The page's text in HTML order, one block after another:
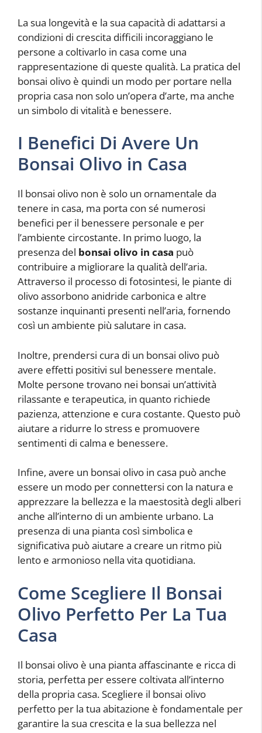
La sua longevità e la sua capacità di adattarsi a
condizioni di crescita difficili incoraggiano le
persone a coltivarlo in casa come una
rappresentazione di queste qualità. La pratica del
bonsai olivo è quindi un modo per portare nella
propria casa non solo un’opera d’arte, ma anche
un simbolo di vitalità e benessere.
I Benefici Di Avere Un
Bonsai Olivo in Casa
Il bonsai olivo non è solo un ornamentale da
tenere in casa, ma porta con sé numerosi
benefici per il benessere personale e per
l’ambiente circostante. In primo luogo, la
presenza del bonsai olivo in casa può
contribuire a migliorare la qualità dell’aria.
Attraverso il processo di fotosintesi, le piante di
olivo assorbono anidride carbonica e altre
sostanze inquinanti presenti nell’aria, fornendo
così un ambiente più salutare in casa.
Inoltre, prendersi cura di un bonsai olivo può
avere effetti positivi sul benessere mentale.
Molte persone trovano nei bonsai un’attività
rilassante e terapeutica, in quanto richiede
pazienza, attenzione e cura costante. Questo può
aiutare a ridurre lo stress e promuovere
sentimenti di calma e benessere.
Infine, avere un bonsai olivo in casa può anche
essere un modo per connettersi con la natura e
apprezzare la bellezza e la maestosità degli alberi
anche all’interno di un ambiente urbano. La
presenza di una pianta così simbolica e
significativa può aiutare a creare un ritmo più
lento e armonioso nella vita quotidiana.
Come Scegliere Il Bonsai
Olivo Perfetto Per La Tua
Casa
Il bonsai olivo è una pianta affascinante e ricca di
storia, perfetta per essere coltivata all’interno
della propria casa. Scegliere il bonsai olivo
perfetto per la tua abitazione è fondamentale per
garantire la sua crescita e la sua bellezza nel